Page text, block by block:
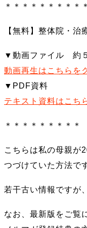
＊＊＊＊＊＊＊＊＊
【無料】整体院・
▼動画ファイル 約
動画再生はこちらを
▼PDF資料
テキスト資料はこち
＊＊＊＊＊＊＊＊＊
こちらは私の母親が
つづけていた方法で
若干古い情報ですが
なお、最新版をご覧